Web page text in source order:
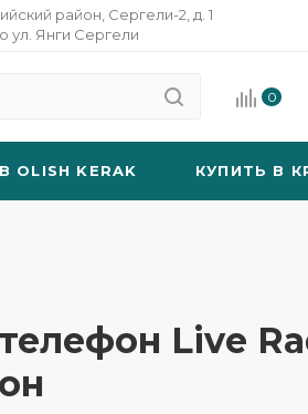
район, Сергели-2, д. 1
ул. Янги Сергели
0
OLISH KERAK КУПИТЬ В
Live